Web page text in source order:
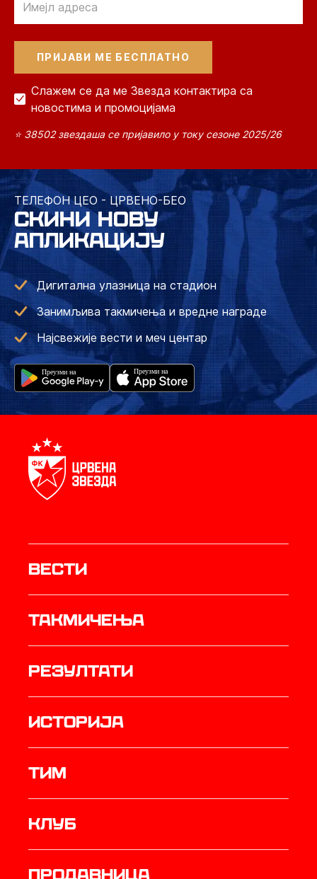
Слажем се да ме Звезда контактира са
новостима и промоцијама
⭐ 38502 звездаша се пријавило у току сезоне 2025/26
ТЕЛЕФОН ЦЕО - ЦРВЕНО-БЕО
СКИНИ НОВУ
АПЛИКАЦИЈУ
Дигитална улазница на стадион
Занимљива такмичења и вредне награде
Најсвежије вести и меч центар
Вести
Такмичења
резултати
историја
ТИМ
Клуб
продавница